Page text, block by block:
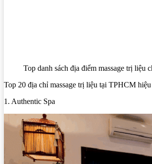
Top danh sách địa điểm massage trị liệu
Top 20 địa chỉ massage trị liệu tại TPHCM
1. Authentic Spa